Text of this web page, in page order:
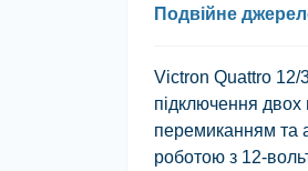
Подвійне
Victron Quattro 12/
підключення двох
перемиканням та
роботою з 12-